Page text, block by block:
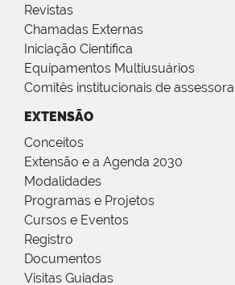
Revistas
Chamadas Externas
Iniciação Científica
Equipamentos Multiusuários
Comitês institucionais de
EXTENSÃO
Conceitos
Extensão e a Agenda 2030
Modalidades
Programas e Projetos
Cursos e Eventos
Registro
Documentos
Visitas Guiadas